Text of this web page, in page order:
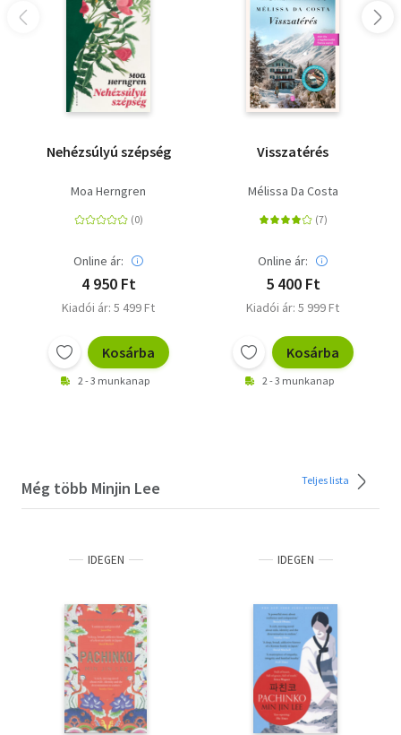
Book Award (Nemzeti Könyvdíj) döntőjébe. Több mint 75
bestsellerlistán szerepel, 25 nyelvre fordítják le. 2018-ban
Min Jin Leet is beválasztja az Adweek Creative magazin a
"10 író és szerkesztő, akik hatással voltak a nemzetközi
párbeszédre" című listájára.
Nehézsúlyú szépség
Moa Herngren
Online ár:
4 950 Ft
Kiadói ár: 5 499 Ft
Kosárba
2 - 3 munkanap
Visszatérés
Mélissa Da Costa
Online ár:
5 400 Ft
Kiadói ár: 5 999 Ft
Kosárba
2 - 3 munkanap
Még több Minjin Lee Teljes lista
IDEGEN IDEGEN